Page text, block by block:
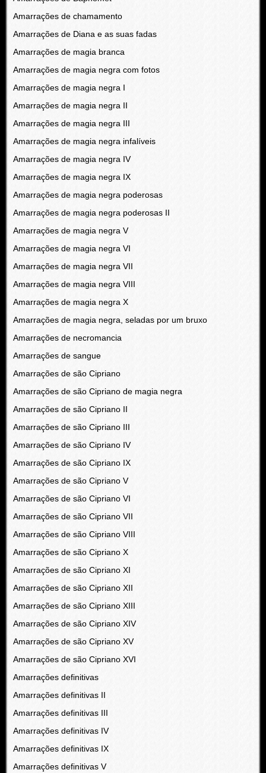
Amarrações de chamamento
Amarrações de Diana e as suas fadas
Amarrações de magia branca
Amarrações de magia negra com fotos
Amarrações de magia negra I
Amarrações de magia negra II
Amarrações de magia negra III
Amarrações de magia negra infalíveis
Amarrações de magia negra IV
Amarrações de magia negra IX
Amarrações de magia negra poderosas
Amarrações de magia negra poderosas II
Amarrações de magia negra V
Amarrações de magia negra VI
Amarrações de magia negra VII
Amarrações de magia negra VIII
Amarrações de magia negra X
Amarrações de magia negra, seladas por um bruxo
Amarrações de necromancia
Amarrações de sangue
Amarrações de são Cipriano
Amarrações de são Cipriano de magia negra
Amarrações de são Cipriano II
Amarrações de são Cipriano III
Amarrações de são Cipriano IV
Amarrações de são Cipriano IX
Amarrações de são Cipriano V
Amarrações de são Cipriano VI
Amarrações de são Cipriano VII
Amarrações de são Cipriano VIII
Amarrações de são Cipriano X
Amarrações de são Cipriano XI
Amarrações de são Cipriano XII
Amarrações de são Cipriano XIII
Amarrações de são Cipriano XIV
Amarrações de são Cipriano XV
Amarrações de são Cipriano XVI
Amarrações definitivas
Amarrações definitivas II
Amarrações definitivas III
Amarrações definitivas IV
Amarrações definitivas IX
Amarrações definitivas V